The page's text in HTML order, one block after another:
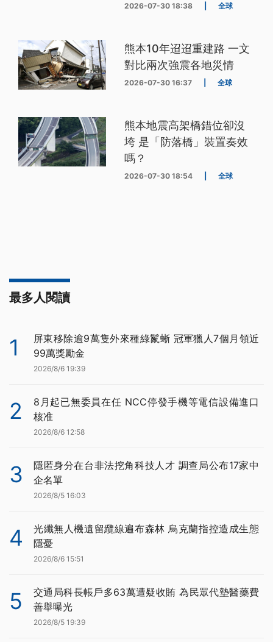
2026-07-30 18:38 全球
熊本10年迢迢重建路 一文
對比兩次強震各地災情
2026-07-30 16:37 全球
熊本地震高架橋錯位卻沒
垮 是「防落橋」裝置奏效
嗎？
2026-07-30 18:54 全球
最多人閱讀
1
屏東移除逾9萬隻外來種綠鬣蜥 冠軍獵人7個月領近
99萬獎勵金
2026/8/6 19:39
2
8月起已無委員在任 NCC停發手機等電信設備進口
核准
2026/8/6 12:58
3
隱匿身分在台非法挖角科技人才 調查局公布17家中
企名單
2026/8/5 16:03
4
光纖無人機遺留纜線遍布森林 烏克蘭指控造成生態
隱憂
2026/8/6 15:51
5
交通局科長帳戶多63萬遭疑收賄 為民眾代墊醫藥費
善舉曝光
2026/8/5 19:39